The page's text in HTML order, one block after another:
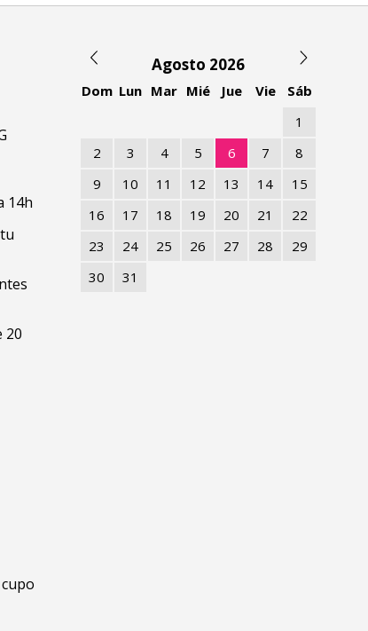
14h
20
Agosto 2026
Dom Lun Mar Mié Jue Vie
Sáb
1
2
3 4 5 6 7
8
9
10 11 12 13 14
15
16
17 18 19 20 21
22
23
24 25 26 27 28
29
30
31